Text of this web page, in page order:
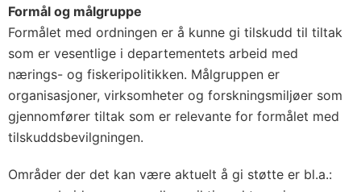
Formål og målgruppe
Formålet med ordningen er å kunne gi tilskudd til tiltak
som er vesentlige i departementets arbeid med
nærings- og fiskeripolitikken. Målgruppen er
organisasjoner, virksomheter og forskningsmiljøer som
gjennomfører tiltak som er relevante for formålet med
tilskuddsbevilgningen.
Områder der det kan være aktuelt å gi støtte er bl.a.: